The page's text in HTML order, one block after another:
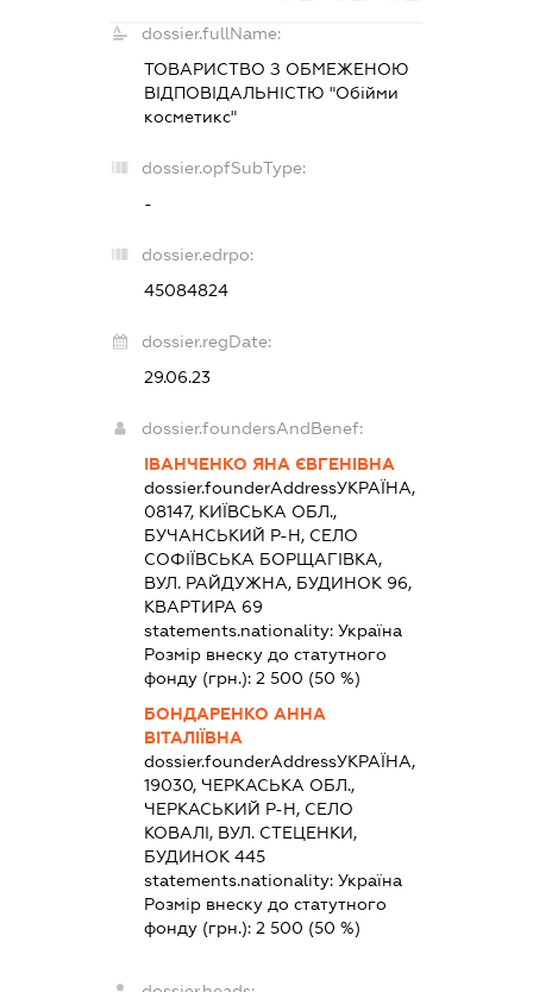
dossier.fullName:
ТОВАРИСТВО З ОБМЕЖЕНОЮ
ВІДПОВІДАЛЬНІСТЮ "Обійми
косметикс"
dossier.opfSubType:
-
dossier.edrpo:
45084824
dossier.regDate:
29.06.23
dossier.foundersAndBenef:
ІВАНЧЕНКО ЯНА ЄВГЕНІВНА
dossier.founderAddressУКРАЇНА,
08147, КИЇВСЬКА ОБЛ.,
БУЧАНСЬКИЙ Р-Н, СЕЛО
СОФІЇВСЬКА БОРЩАГІВКА,
ВУЛ. РАЙДУЖНА, БУДИНОК 96,
КВАРТИРА 69
statements.nationality: Україна
Розмір внеску до статутного
фонду (грн.): 2 500 (50 %)
БОНДАРЕНКО АННА
ВІТАЛІЇВНА
dossier.founderAddressУКРАЇНА,
19030, ЧЕРКАСЬКА ОБЛ.,
ЧЕРКАСЬКИЙ Р-Н, СЕЛО
КОВАЛІ, ВУЛ. СТЕЦЕНКИ,
БУДИНОК 445
statements.nationality: Україна
Розмір внеску до статутного
фонду (грн.): 2 500 (50 %)